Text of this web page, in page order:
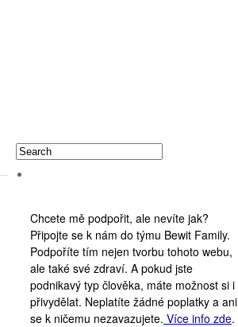
Chcete mě podpořit, ale nevíte jak?
Připojte se k nám do týmu Bewit Family.
Podpoříte tím nejen tvorbu tohoto webu,
ale také své zdraví. A pokud jste
podnikavý typ člověka, máte možnost si i
přivydělat. Neplatíte žádné poplatky a ani
se k ničemu nezavazujete. Více info zde.